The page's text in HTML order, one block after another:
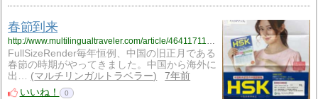
春節到来
http://www.multilingualtraveler.com/article/464117112.html
FullSizeRender毎年恒例、中国の旧正月である
春節の時期がやってきました。中国から海外に
出…
マルチリンガルトラベラー
7年前
いいね！
0